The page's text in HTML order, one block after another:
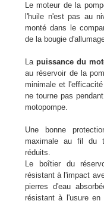
Le moteur de la
l'huile n'est pas au
monté dans le
de la bougie
La puissance du
au réservoir de la
minimale et
ne tourne pas
motopompe.
Une bonne
maximale au fil du
réduits.
Le boîtier du
résistant à l'impact
pierres d'eau
résistant à l'usure